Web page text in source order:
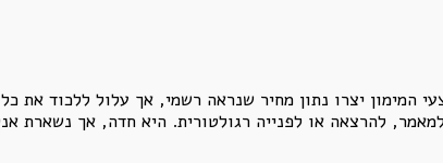
המימון יצרו נתון מחיר שנראה רשמי, אך עלול ללכוד את
להרצאה או לפנייה רגולטורית. היא חדה, אך נשארת